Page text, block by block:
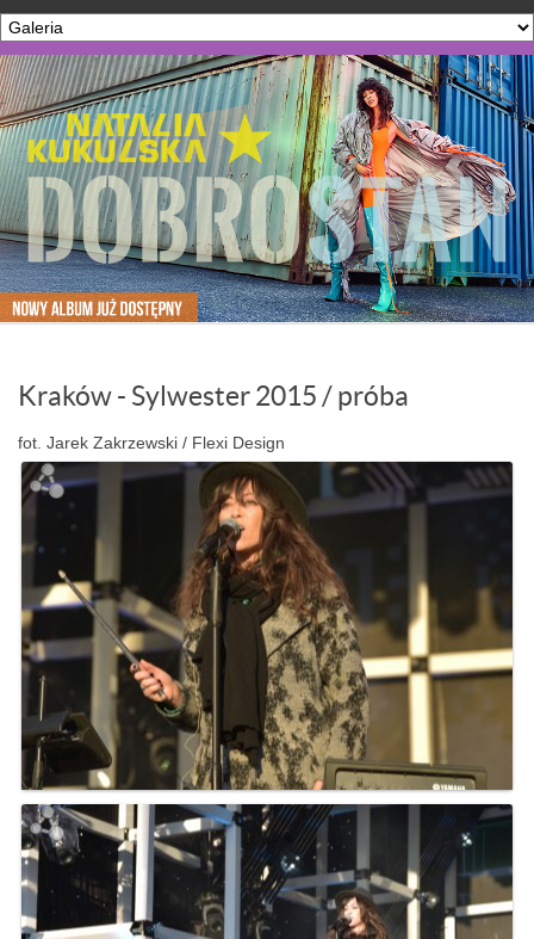
Kraków - Sylwester 2015 / próba
fot. Jarek Zakrzewski / Flexi Design